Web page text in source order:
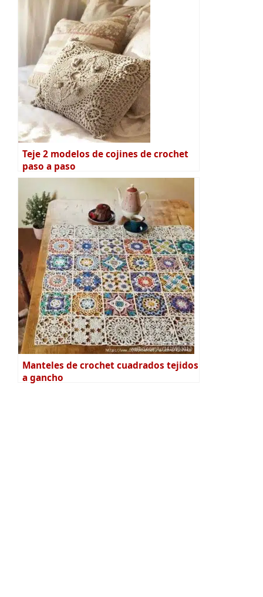
Teje 2 modelos de cojines de crochet
paso a paso
Manteles de crochet cuadrados tejidos
a gancho